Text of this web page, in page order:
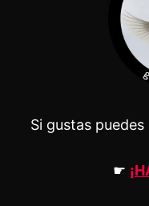
Si gustas
☛